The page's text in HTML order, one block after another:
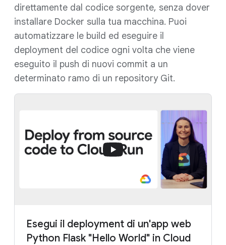
direttamente dal codice sorgente, senza dover
installare Docker sulla tua macchina. Puoi
automatizzare le build ed eseguire il
deployment del codice ogni volta che viene
eseguito il push di nuovi commit a un
determinato ramo di un repository Git.
Esegui il deployment di un'app web
Python Flask "Hello World" in Cloud